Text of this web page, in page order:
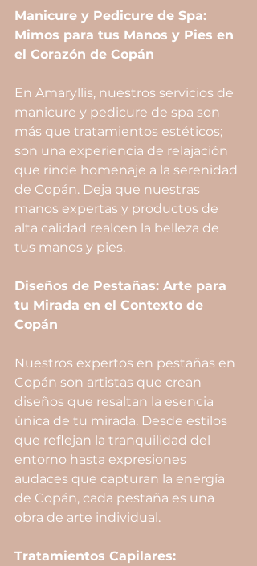
Manicure y Pedicure de Spa:
Mimos para tus Manos y Pies en
el Corazón de Copán
En Amaryllis, nuestros servicios de
manicure y pedicure de spa son
más que tratamientos estéticos;
son una experiencia de relajación
que rinde homenaje a la serenidad
de Copán. Deja que nuestras
manos expertas y productos de
alta calidad realcen la belleza de
tus manos y pies.
Diseños de Pestañas: Arte para
tu Mirada en el Contexto de
Copán
Nuestros expertos en pestañas en
Copán son artistas que crean
diseños que resaltan la esencia
única de tu mirada. Desde estilos
que reflejan la tranquilidad del
entorno hasta expresiones
audaces que capturan la energía
de Copán, cada pestaña es una
obra de arte individual.
Tratamientos Capilares: